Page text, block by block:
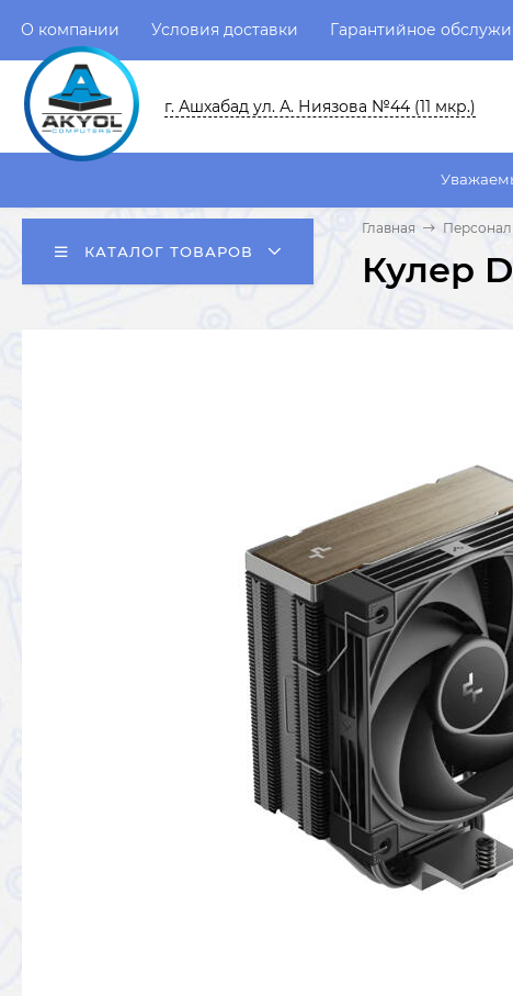
О компании Условия доставки Гарантийное
г. Ашхабад ул. А. Ниязова №44 (11 мкр.)
Уважаемые
КАТАЛОГ ТОВАРОВ
Главная
Кулер